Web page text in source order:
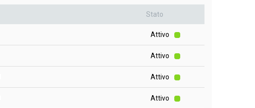
Stato
Attivo
Attivo
Attivo
Attivo